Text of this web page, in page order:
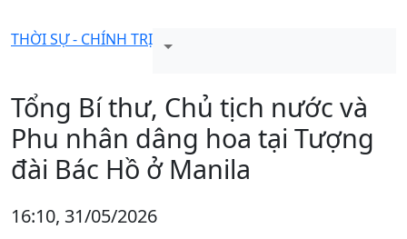
THỜI SỰ - CHÍNH TRỊ
Tổng Bí thư, Chủ tịch nước và
Phu nhân dâng hoa tại Tượng
đài Bác Hồ ở Manila
16:10, 31/05/2026